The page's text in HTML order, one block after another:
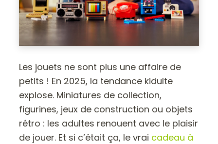
Les jouets ne sont plus une affaire de
petits ! En 2025, la tendance kidulte
explose. Miniatures de collection,
figurines, jeux de construction ou objets
rétro : les adultes renouent avec le plaisir
de jouer. Et si c’était ça, le vrai cadeau à